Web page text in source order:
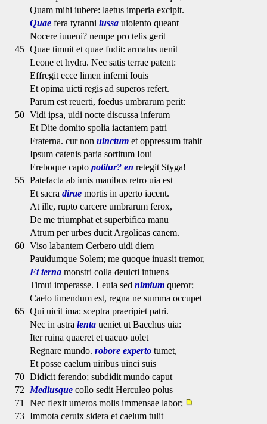
Quam mihi iubere: laetus imperia excipit.
Quae fera tyranni iussa uiolento queant
Nocere iuueni? nempe pro telis gerit
45 Quae timuit et quae fudit: armatus uenit
Leone et hydra. Nec satis terrae patent:
Effregit ecce limen inferni Iouis
Et opima uicti regis ad superos refert.
Parum est reuerti, foedus umbrarum perit:
50 Vidi ipsa, uidi nocte discussa inferum
Et Dite domito spolia iactantem patri
Fraterna. cur non uinctum et oppressum trahit
Ipsum catenis paria sortitum Ioui
Ereboque capto potitur? en retegit Styga!
55 Patefacta ab imis manibus retro uia est
Et sacra dirae mortis in aperto iacent.
At ille, rupto carcere umbrarum ferox,
De me triumphat et superbifica manu
Atrum per urbes ducit Argolicas canem.
60 Viso labantem Cerbero uidi diem
Pauidumque Solem; me quoque inuasit tremor,
Et terna monstri colla deuicti intuens
Timui imperasse. Leuia sed nimium queror;
Caelo timendum est, regna ne summa occupet
65 Qui uicit ima: sceptra praeripiet patri.
Nec in astra lenta ueniet ut Bacchus uia:
Iter ruina quaeret et uacuo uolet
Regnare mundo. robore experto tumet,
Et posse caelum uiribus uinci suis
70 Didicit ferendo; subdidit mundo caput
72
Mediusque collo sedit Herculeo polus
71
Nec flexit umeros molis immensae labor;
73 Immota ceruix sidera et caelum tulit